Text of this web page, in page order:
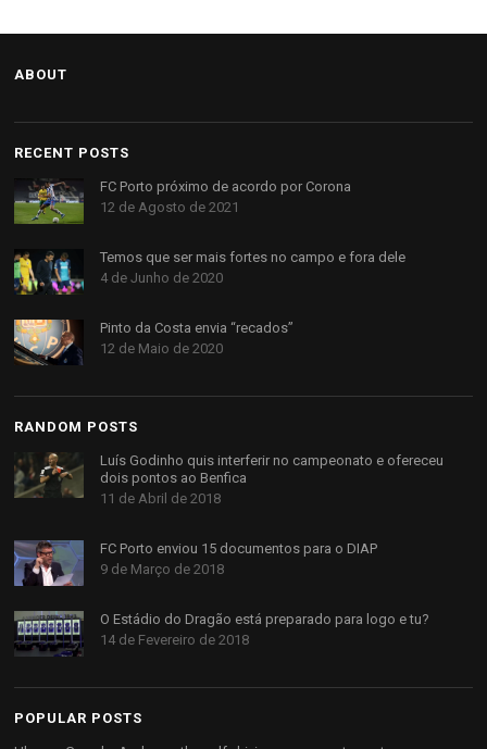
ABOUT
RECENT POSTS
FC Porto próximo de acordo por Corona
12 de Agosto de 2021
Temos que ser mais fortes no campo e fora dele
4 de Junho de 2020
Pinto da Costa envia “recados”
12 de Maio de 2020
RANDOM POSTS
Luís Godinho quis interferir no campeonato e ofereceu
dois pontos ao Benfica
11 de Abril de 2018
FC Porto enviou 15 documentos para o DIAP
9 de Março de 2018
O Estádio do Dragão está preparado para logo e tu?
14 de Fevereiro de 2018
POPULAR POSTS